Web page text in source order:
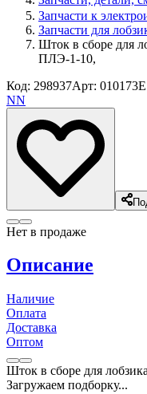
Запчасти к
Запчасти для
Шток в сборе для
ПЛЭ-1-10,
Код: 298937Арт: 010173E
NN
Нет в продаже
Описание
Наличие
Оплата
Доставка
Оптом
Шток в сборе для
Загружаем подборку...